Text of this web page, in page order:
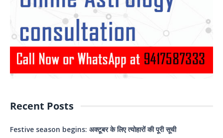
Recent Posts
Festive season begins: अक्टूबर के लिए त्योहारों की पूरी सूची